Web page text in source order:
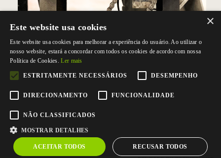
CONTACTE-NOS
Tel.+351 256 824 450
Fax +351 256 838 740
Rua dos Açores, 75 Zona Industrial nº1
3700-018 S. João da Madeira
E:geral@gralim.pt
×
Este website usa cookies
Este website usa cookies para melhorar a experiência do usuário. Ao utilizar o
nosso website, estará a concordar com todos os cookies de acordo com nossa
Política de Cookies.Ler mais
ESTRITAMENTE NECESSÁRIOS DESEMPENHO
DIRECIONAMENTO FUNCIONALIDADE
NÃO CLASSIFICADOS
MOSTRAR DETALHES
ACEITAR TODOS RECUSAR TODOS